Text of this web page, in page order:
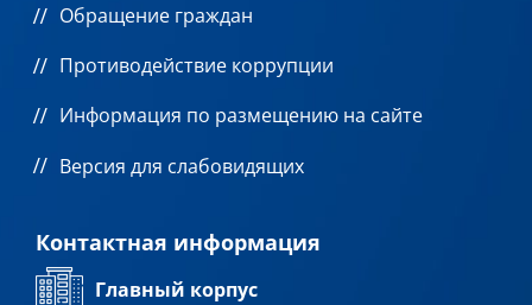
Обращение граждан
Противодействие коррупции
Информация по размещению на сайте
Версия для слабовидящих
Контактная информация
Главный корпус